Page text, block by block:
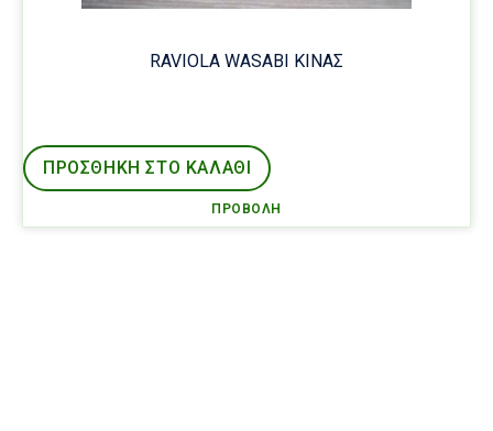
RAVIOLA WASABI ΚΙΝΑΣ
ΠΡΟΒΟΛΉ
ΠΡΟΣΘΉΚΗ ΣΤΟ ΚΑΛΑΘΙ